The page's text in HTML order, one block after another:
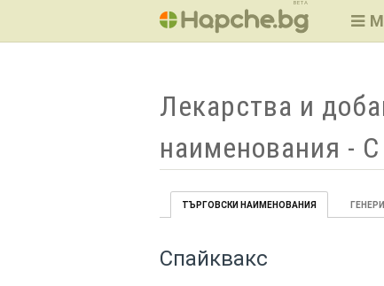
BETA
Лекарства и
наименования - С
ТЪРГОВСКИ НАИМЕНОВАНИЯ
Спайквакс